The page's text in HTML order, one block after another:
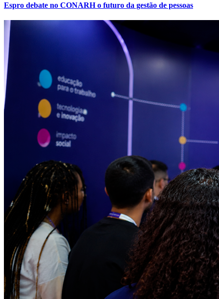
Internacional
Atlético-MG
Espro debate no CONARH o futuro da gestão de pessoas